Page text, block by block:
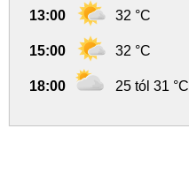
13:00 32 °C
15:00 32 °C
18:00 25 tól 31 °C